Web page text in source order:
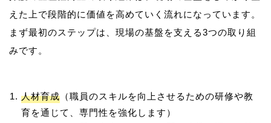
えた上で段階的に価値を高めていく流れになっています。
まず最初のステップは、現場の基盤を支える3つの取り組
人材育成 （職員のスキルを向上させるための研修や教
育を通じて、専門性を強化します）